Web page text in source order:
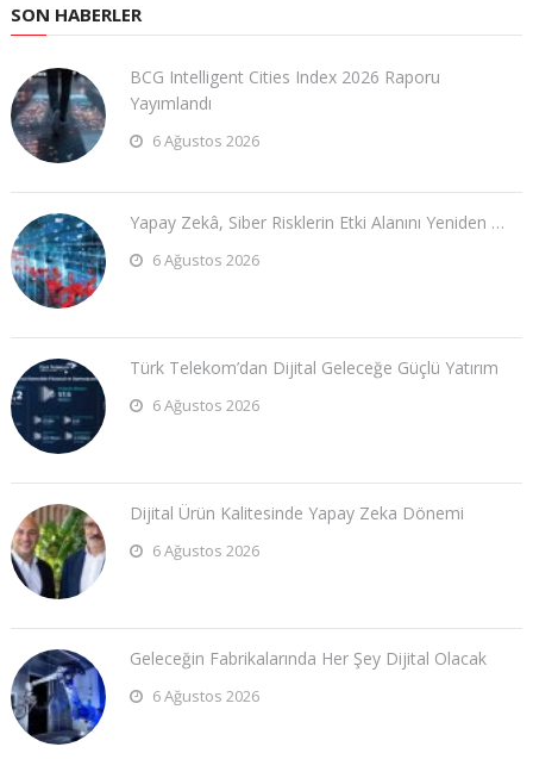
SON HABERLER
BCG Intelligent Cities Index 2026 Raporu
Yayımlandı
6 Ağustos 2026
Yapay Zekâ, Siber Risklerin Etki Alanını Yeniden …
6 Ağustos 2026
Türk Telekom’dan Dijital Geleceğe Güçlü Yatırım
6 Ağustos 2026
Dijital Ürün Kalitesinde Yapay Zeka Dönemi
6 Ağustos 2026
Geleceğin Fabrikalarında Her Şey Dijital Olacak
6 Ağustos 2026